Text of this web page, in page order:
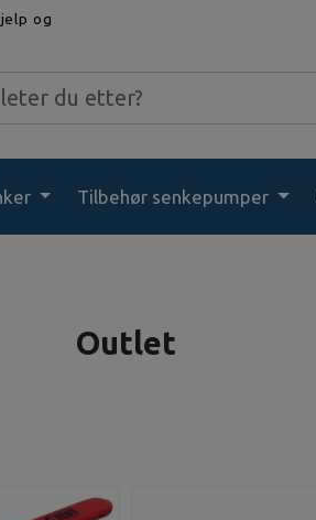
og
Tilbehør senkepumper
Outlet